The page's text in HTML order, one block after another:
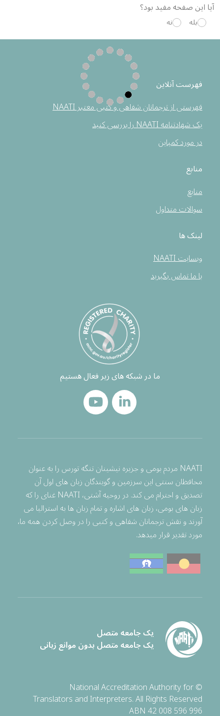
آیا این صفحه مفید بود؟
بله نه
فهرست آنلاین
فهرستی از ترجمانان شفاهی و کتبی معتبر NAATI
یک شهادتنامه NAATI را بررسی کنید
در مورد کمپاین
منابع
منابع
سوالات متداول
لینک ها
وبسایت NAATI
با ما تماس بگیرید
ما در شبکه های زیر فعال هستیم
NAATI مردم بومی و جزیره نیشینان تنگه تورس را به عنوان
محافظان سنتی این سرزمین و گویندگان زبان های اول آن
تصدیق و احترام می کند. در روحیه آشتی، NAATI غنای را که
زبان های بومی، زبان های اشاره و تمام زبان ها به استرالیا می
آورند و نقش ترجمانان شفاهی و کتبی را در وصل کردن همه ما،
مورد تقدیر قرار میدهد.
یک جامعه متصل
یک جامعه متصل بدون موانع زبانی
© National Accreditation Authority for
Translators and Interpreters. All Rights Reserved
ABN 42 008 596 996